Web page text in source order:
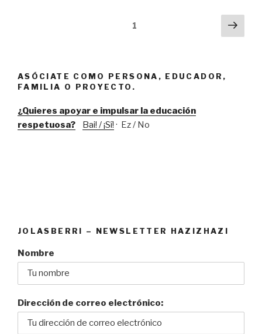
1
ASÓCIATE COMO PERSONA, EDUCADOR,
FAMILIA O PROYECTO.
¿Quieres apoyar e impulsar la educación
respetuosa?
Bai! / ¡Sí! · Ez / No
JOLASBERRI – NEWSLETTER HAZIZHAZI
Nombre
Dirección de correo electrónico: